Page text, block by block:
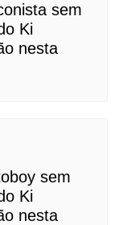
sem
Ki
nesta
sem
Ki
nesta